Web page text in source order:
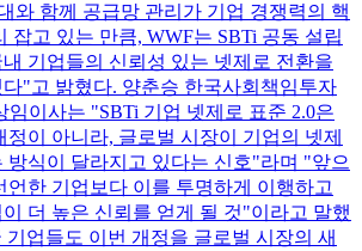
와 함께 공급망 관리가 기업 경쟁력의 핵
잡고 있는 만큼, WWF는 SBTi 공동 설립
기업들의 신뢰성 있는 넷제로 전환을
"고 밝혔다. 양춘승 한국사회책임투자
임이사는 "SBTi 기업 넷제로 표준 2.0은
정이 아니라, 글로벌 시장이 기업의 넷제
방식이 달라지고 있다는 신호"라며 "앞으
언한 기업보다 이를 투명하게 이행하고
더 높은 신뢰를 얻게 될 것"이라고 말했
기업들도 이번 개정을 글로벌 시장의 새